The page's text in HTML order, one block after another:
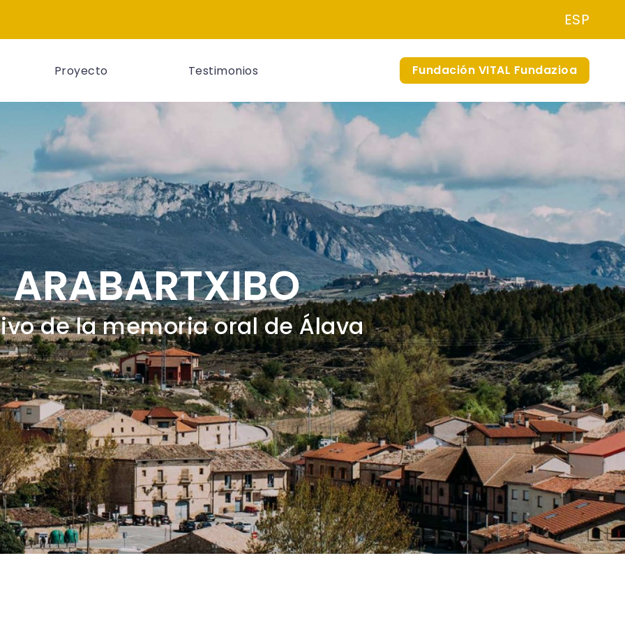
ESP
Proyecto Testimonios Fundación VITAL Fundazioa
ARABARTXIBO
de la memoria oral de Álava